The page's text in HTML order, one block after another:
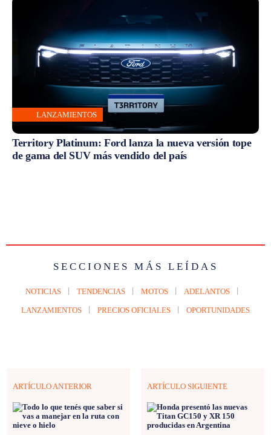
LANZAMIENTOS
Territory Platinum: Ford lanza la nueva versión tope
de gama del SUV más vendido del país
SECCIONES MÁS LEÍDAS
NOTICIAS TENDENCIAS MOTOS ADELANTOS
LANZAMIENTOS PRECIOS OFICIALES OPORTUNIDADES
ARTÍCULO ANTERIOR ARTÍCULO SIGUIENTE